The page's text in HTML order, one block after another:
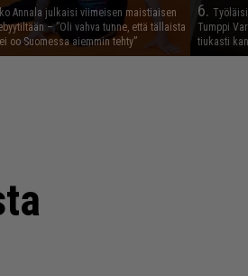
Annala julkaisi viimeisen maistiaisen
– ”Oli vahva tunne, että tällaista
oo Suomessa aiemmin tehty”
6.
Tumppi
tiukasti